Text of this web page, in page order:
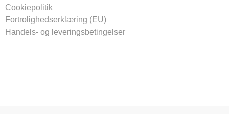
Cookiepolitik
Fortrolighedserklæring (EU)
Handels- og leveringsbetingelser